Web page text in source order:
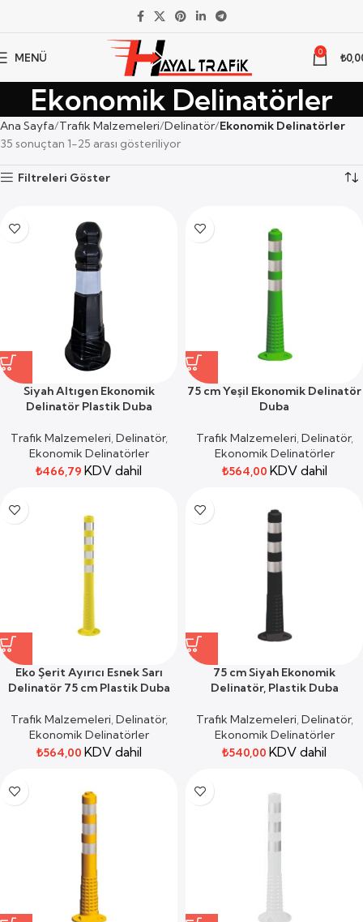
MENÜ 0 ₺
Ekonomik Delinatörler
Ana Sayfa Trafik Malzemeleri Delinatör Ekonomik Delinatörler
35 sonuçtan 1-25 arası gösteriliyor
Filtreleri Göster
Siyah Altıgen Ekonomik
Delinatör Plastik Duba
Trafik Malzemeleri,Delinatör,
Ekonomik Delinatörler
₺466,79 KDV dahil
75 cm Yeşil Ekonomik Delinatör
Duba
Trafik Malzemeleri,Delinatör,
Ekonomik Delinatörler
₺564,00 KDV dahil
Eko Şerit Ayırıcı Esnek Sarı
Delinatör 75 cm Plastik Duba
Trafik Malzemeleri,Delinatör,
Ekonomik Delinatörler
₺564,00 KDV dahil
75 cm Siyah Ekonomik
Delinatör, Plastik Duba
Trafik Malzemeleri,Delinatör,
Ekonomik Delinatörler
₺540,00 KDV dahil